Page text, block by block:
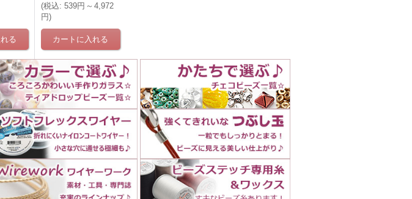
(税込: 539円 ～ 4,972
円)